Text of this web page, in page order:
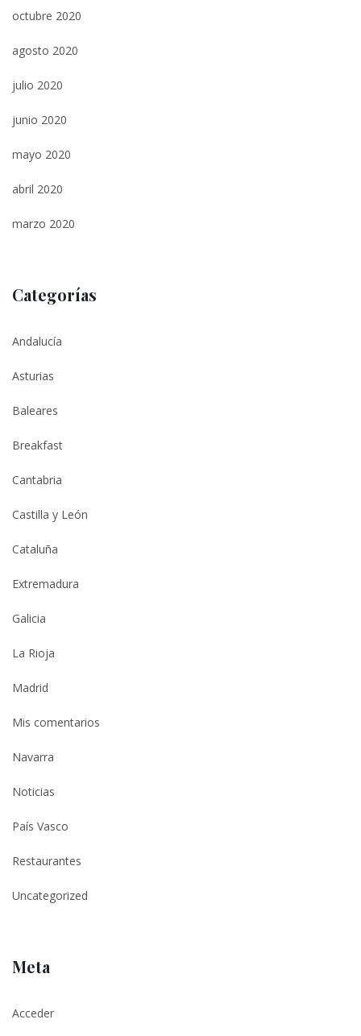
octubre 2020
agosto 2020
julio 2020
junio 2020
mayo 2020
abril 2020
marzo 2020
Categorías
Andalucía
Asturias
Baleares
Breakfast
Cantabria
Castilla y León
Cataluña
Extremadura
Galicia
La Rioja
Madrid
Mis comentarios
Navarra
Noticias
País Vasco
Restaurantes
Uncategorized
Meta
Acceder